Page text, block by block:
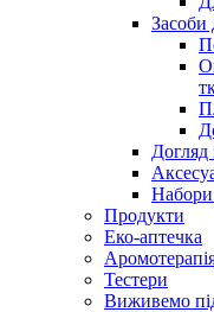
Засоби
Догляд
Продукти
Еко-аптечка
Тестери
Виживемо